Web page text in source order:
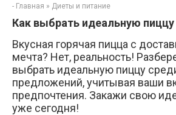
- Главная » Диеты и питание
Как выбрать идеальную
Вкусная горячая пицца с
мечта? Нет, реальность!
выбрать идеальную пиццу
предложений, учитывая ваши
предпочтения. Закажи свою
уже сегодня!